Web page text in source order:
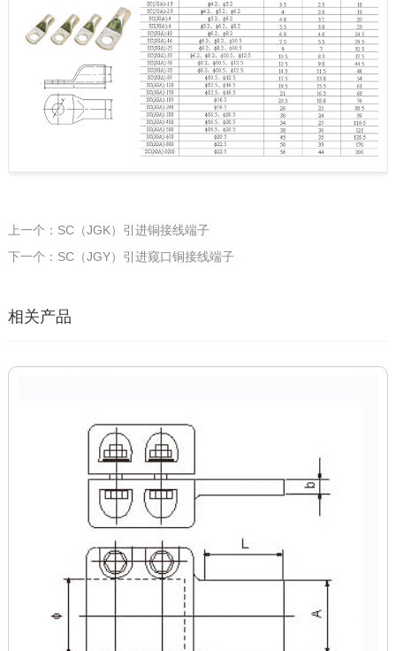
上一个：SC（JGK）引进铜接线端子
下一个：SC（JGY）引进窥口铜接线端子
相关产品